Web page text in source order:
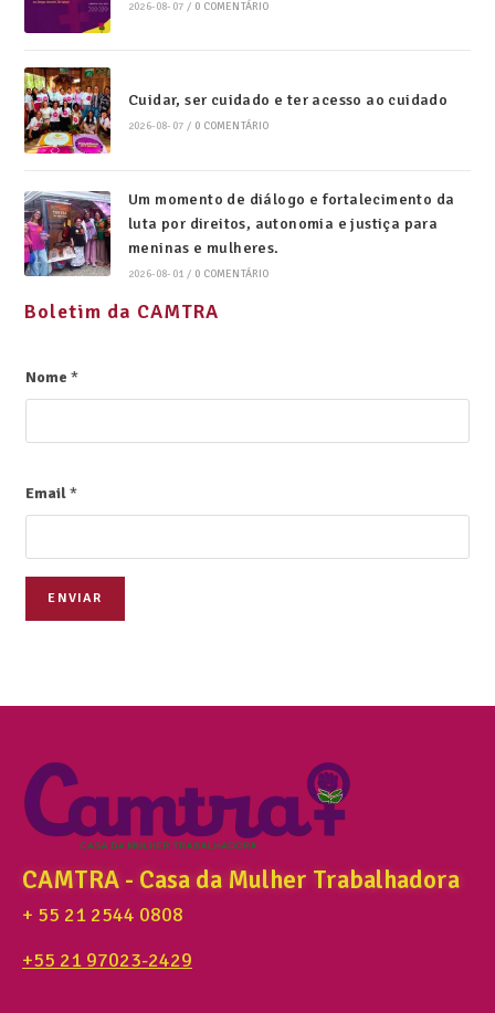
2026-08-07 / 0 COMENTÁRIO
Cuidar, ser cuidado e ter acesso ao cuidado
2026-08-07 / 0 COMENTÁRIO
Um momento de diálogo e fortalecimento da
luta por direitos, autonomia e justiça para
meninas e mulheres.
2026-08-01 / 0 COMENTÁRIO
Boletim da CAMTRA
Nome*
Email*
ENVIAR
CAMTRA - Casa da Mulher Trabalhadora
+ 55 21 2544 0808
+55 21 97023-2429